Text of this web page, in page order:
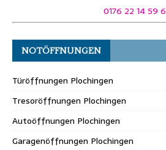
0176 22 14 59
NOTÖFFNUNGEN
Türöffnungen Plochingen
Tresoröffnungen Plochingen
Autoöffnungen Plochingen
Garagenöffnungen Plochingen